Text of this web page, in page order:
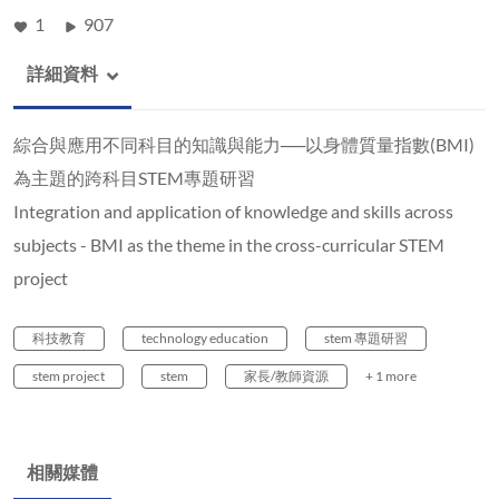
1 907
詳細資料
綜合與應用不同科目的知識與能力──以身體質量指數(BMI)
為主題的跨科目STEM專題研習
Integration and application of knowledge and skills across
subjects - BMI as the theme in the cross-curricular STEM
project
科技教育 technology education stem 專題研習
stem project stem 家長/教師資源 + 1 more
相關媒體